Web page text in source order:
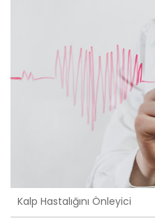
Kalp Hastalığını Önleyici